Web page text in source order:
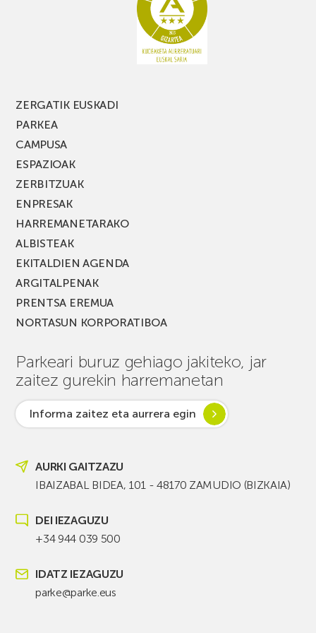
ZERGATIK EUSKADI
PARKEA
CAMPUSA
ESPAZIOAK
ZERBITZUAK
ENPRESAK
HARREMANETARAKO
ALBISTEAK
EKITALDIEN AGENDA
ARGITALPENAK
PRENTSA EREMUA
NORTASUN KORPORATIBOA
Parkeari buruz gehiago jakiteko, jar
zaitez gurekin harremanetan
Informa zaitez eta aurrera egin
AURKI GAITZAZU
IBAIZABAL BIDEA, 101 - 48170 ZAMUDIO (BIZKAIA)
DEI IEZAGUZU
+34 944 039 500
IDATZ IEZAGUZU
parke@parke.eus